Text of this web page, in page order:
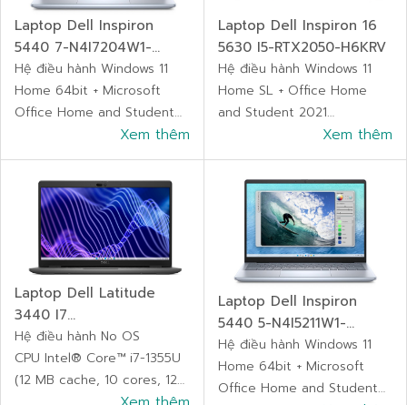
Bảo hành 12 tháng
Laptop Dell Inspiron
5440 7-N4I7204W1-
ICEBLUE
Hệ điều hành Windows 11
Home 64bit + Microsoft
Office Home and Student
CPU Intel® Core™ 7
processor 150U (12M
Cache, up to 5.40 GHz)
Ram 16GB DDR5 5200MHz
(2x8GB)
Ổ cứng (HDD/SSD) SSD
512GB M.2 PCIe NVMe
Bảo hành 12 tháng
Xem thêm
Laptop Dell Inspiron 16
5630 I5-RTX2050-H6KRV
Hệ điều hành Windows 11
Home SL + Office Home
and Student 2021
CPU Intel® Core™ i5-1340P
(Bộ nhớ đệm 12M, lên đến
4,60 GHz)
Ram 16GB Onboard LPDDR5
4800MHz
Ổ cứng (HDD/SSD) 512GB
SSD M.2 PCIe NVMe
Bảo hành 12 tháng
Xem thêm
Laptop Dell Latitude
3440 I7
L34401355U08512G
Hệ điều hành No OS
CPU Intel® Core™ i7-1355U
(12 MB cache, 10 cores, 12
Laptop Dell Inspiron
5440 5-N4I5211W1-
ICEBLUE
Hệ điều hành Windows 11
Home 64bit + Microsoft
Office Home and Student